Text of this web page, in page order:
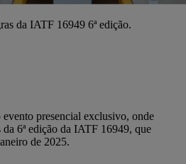
da IATF 16949 6ª edição.
presencial exclusivo, onde
6ª edição da IATF 16949, que
de 2025.